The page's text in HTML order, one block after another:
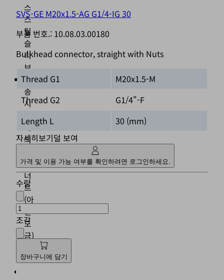
스
스
틸
슬
리
브
배
송
시
개
의
금
너
트
(아
연
도
금)
함
SVS-GE M20x1.5-AG G1/4-IG 30
부품 번호.: 10.08.03.00180
Bulkhead connector, straight with Nuts
Thread G1
M20x1.5-M
Thread G2
G1/4"-F
Length L
30 (mm)
자세히보기덜 보여
가격 및 이용 가능 여부를 확인하려면 로그인하세요.
수량
조각
장바구니에 담기